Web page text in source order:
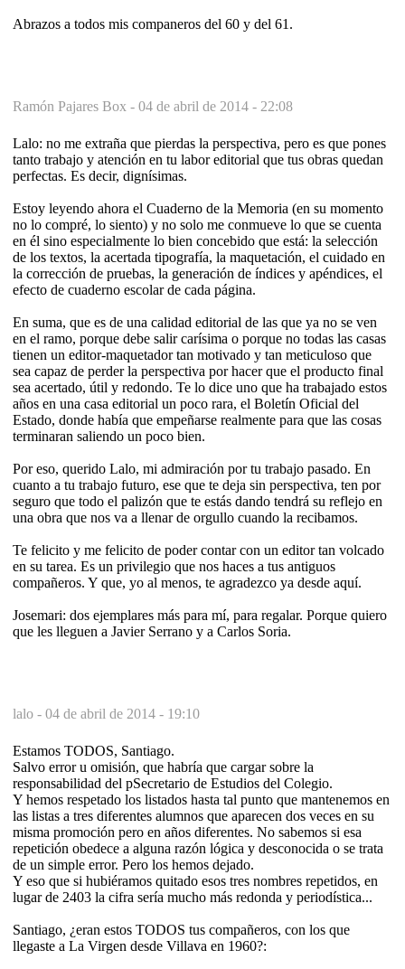
Abrazos a todos mis companeros del 60 y del 61.
Ramón Pajares Box - 04 de abril de 2014 - 22:08
Lalo: no me extraña que pierdas la perspectiva, pero es que pones
tanto trabajo y atención en tu labor editorial que tus obras quedan
perfectas. Es decir, dignísimas.
Estoy leyendo ahora el Cuaderno de la Memoria (en su momento
no lo compré, lo siento) y no solo me conmueve lo que se cuenta
en él sino especialmente lo bien concebido que está: la selección
de los textos, la acertada tipografía, la maquetación, el cuidado en
la corrección de pruebas, la generación de índices y apéndices, el
efecto de cuaderno escolar de cada página.
En suma, que es de una calidad editorial de las que ya no se ven
en el ramo, porque debe salir carísima o porque no todas las casas
tienen un editor-maquetador tan motivado y tan meticuloso que
sea capaz de perder la perspectiva por hacer que el producto final
sea acertado, útil y redondo. Te lo dice uno que ha trabajado estos
años en una casa editorial un poco rara, el Boletín Oficial del
Estado, donde había que empeñarse realmente para que las cosas
terminaran saliendo un poco bien.
Por eso, querido Lalo, mi admiración por tu trabajo pasado. En
cuanto a tu trabajo futuro, ese que te deja sin perspectiva, ten por
seguro que todo el palizón que te estás dando tendrá su reflejo en
una obra que nos va a llenar de orgullo cuando la recibamos.
Te felicito y me felicito de poder contar con un editor tan volcado
en su tarea. Es un privilegio que nos haces a tus antiguos
compañeros. Y que, yo al menos, te agradezco ya desde aquí.
Josemari: dos ejemplares más para mí, para regalar. Porque quiero
que les lleguen a Javier Serrano y a Carlos Soria.
lalo - 04 de abril de 2014 - 19:10
Estamos TODOS, Santiago.
Salvo error u omisión, que habría que cargar sobre la
responsabilidad del pSecretario de Estudios del Colegio.
Y hemos respetado los listados hasta tal punto que mantenemos en
las listas a tres diferentes alumnos que aparecen dos veces en su
misma promoción pero en años diferentes. No sabemos si esa
repetición obedece a alguna razón lógica y desconocida o se trata
de un simple error. Pero los hemos dejado.
Y eso que si hubiéramos quitado esos tres nombres repetidos, en
lugar de 2403 la cifra sería mucho más redonda y periodística...
Santiago, ¿eran estos TODOS tus compañeros, con los que
llegaste a La Virgen desde Villava en 1960?: